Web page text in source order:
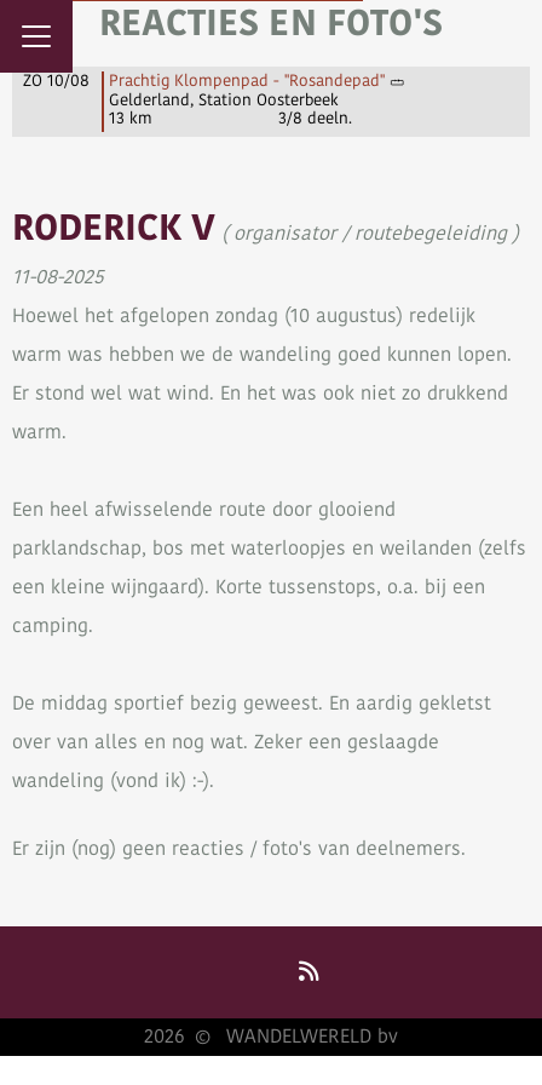
REACTIES EN FOTO'S
ZO 10/08 Prachtig Klompenpad - "Rosandepad"
Gelderland, Station Oosterbeek
13 km 3/8 deeln.
RODERICK V ( organisator / routebegeleiding )
11-08-2025
Hoewel het afgelopen zondag (10 augustus) redelijk
warm was hebben we de wandeling goed kunnen lopen.
Er stond wel wat wind. En het was ook niet zo drukkend
warm.
Een heel afwisselende route door glooiend
parklandschap, bos met waterloopjes en weilanden (zelfs
een kleine wijngaard). Korte tussenstops, o.a. bij een
camping.
De middag sportief bezig geweest. En aardig gekletst
over van alles en nog wat. Zeker een geslaagde
wandeling (vond ik) :-).
Er zijn (nog) geen reacties / foto's van deelnemers.
2026 © WANDELWERELD bv